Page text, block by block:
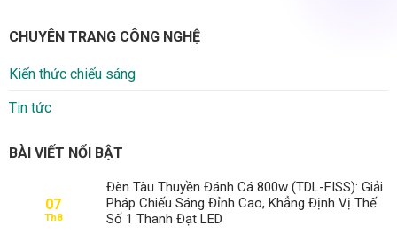
CHUYÊN TRANG CÔNG NGHỆ
Kiến thức chiếu sáng
Tin tức
BÀI VIẾT NỔI BẬT
07
Th8
Đèn Tàu Thuyền Đánh Cá 800w (TDL-FISS): Giải
Pháp Chiếu Sáng Đỉnh Cao, Khẳng Định Vị Thế
Số 1 Thanh Đạt LED